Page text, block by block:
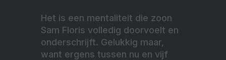
Het is een mentaliteit die zoon
Sam Floris volledig doorvoelt en
onderschrijft. Gelukkig maar,
want ergens tussen nu en vijf